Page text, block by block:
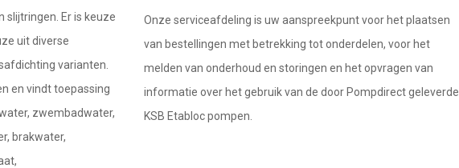
slijtringen. Er is keuze
uit diverse
varianten.
en vindt toepassing
zwembadwater,
brakwater,
Onze serviceafdeling is uw aanspreekpunt voor het plaatsen
van bestellingen met betrekking tot onderdelen, voor het
melden van onderhoud en storingen en het opvragen van
informatie over het gebruik van de door Pompdirect geleverde
KSB Etabloc pompen.